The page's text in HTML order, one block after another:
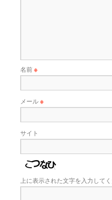
名前※
メール※
サイト
上に表示された文字を入力してく